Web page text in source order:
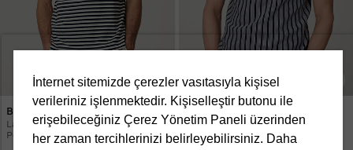
Beymen Club
Lacivert Beyaz Comfort Fit Marin
Polo T-shirt
Beymen Club
Lacivert Beyaz Comfort Fit Çizgili
Polo T-shirt
İnternet sitemizde çerezler vasıtasıyla kişisel
verileriniz işlenmektedir. Kişiselleştir butonu ile
erişebileceğiniz Çerez Yönetim Paneli üzerinden
her zaman tercihlerinizi belirleyebilirsiniz. Daha